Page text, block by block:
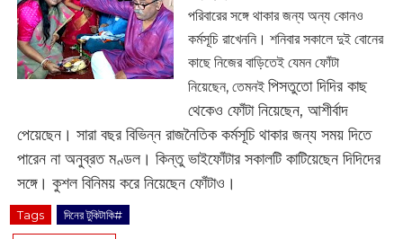
পরিবারের সঙ্গে থাকার জন্য অন্য কোনও
কর্মসূচি রাখেননি। শনিবার সকালে দুই বোনের
কাছে নিজের বাড়িতেই যেমন ফোঁটা
নিয়েছেন, তেমনই পিসতুতো দিদির কাছ
থেকেও ফোঁটা নিয়েছেন, আশীর্বাদ
পেয়েছেন। সারা বছর বিভিন্ন রাজনৈতিক কর্মসূচি থাকার জন্য সময় দিতে
পারেন না অনুব্রত মণ্ডল। কিন্তু ভাইফোঁটার সকালটি কাটিয়েছেন দিদিদের
সঙ্গে। কুশল বিনিময় করে নিয়েছেন ফোঁটাও।
Tags দিনের টুকিটাকি#